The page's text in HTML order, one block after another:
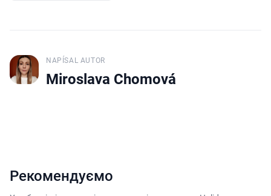
J
NAPÍSAL AUTOR
Miroslava Chomová
Рекомендуємо